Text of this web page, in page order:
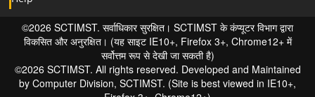
©2026 SCTIMST. सर्वाधिकार सुरक्षित। SCTIMST के कंप्यूटर विभाग द्वारा
विकसित और अनुरक्षित। (यह साइट IE10+, Firefox 3+, Chrome12+ में
सर्वोत्तम रूप से देखी जा सकती है)
©2026 SCTIMST. All rights reserved. Developed and Maintained
by Computer Division, SCTIMST. (Site is best viewed in IE10+,